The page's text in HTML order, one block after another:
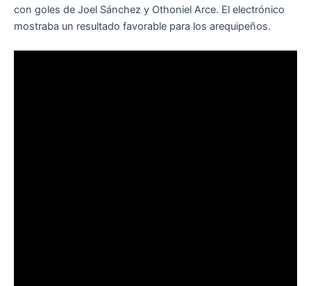
con goles de Joel Sánchez y Othoniel Arce. El electrónico
mostraba un resultado favorable para los arequipeños.